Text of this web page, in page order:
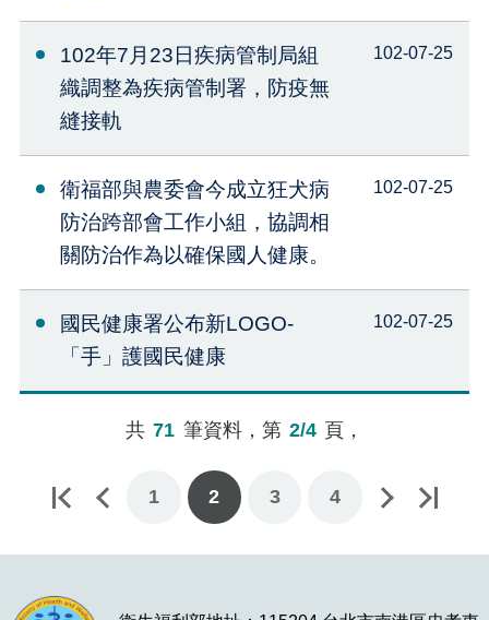
102年7月23日疾病管制局組
織調整為疾病管制署，防疫無
縫接軌
102-07-25
衛福部與農委會今成立狂犬病
防治跨部會工作小組，協調相
關防治作為以確保國人健康。
102-07-25
國民健康署公布新LOGO-
「手」護國民健康
102-07-25
共 71 筆資料，第 2/4 頁，
1 2 3 4
下一頁最後一頁